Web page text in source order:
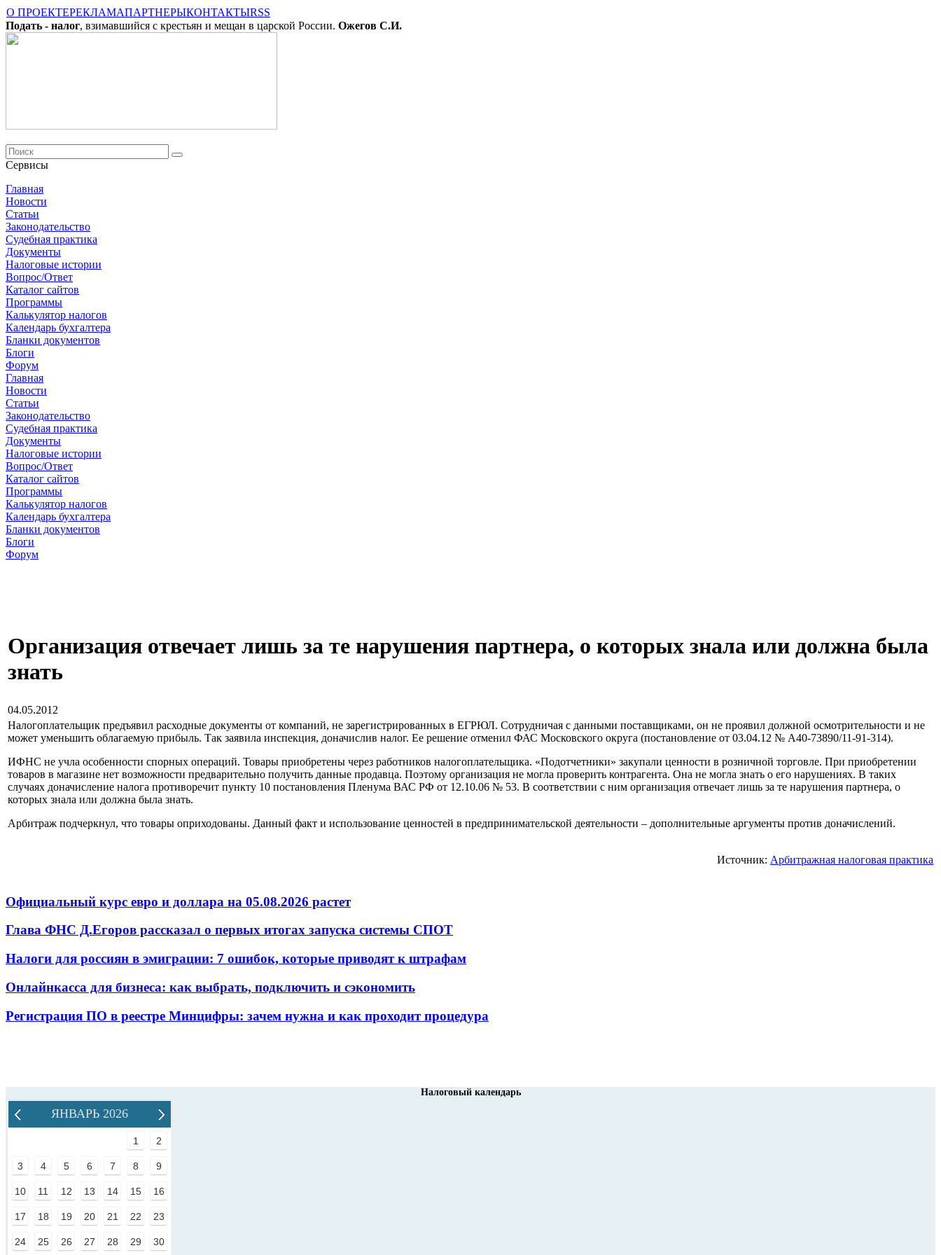
О ПРОЕКТЕРЕКЛАМАПАРТНЕРЫКОНТАКТЫRSS
Подать - налог, взимавшийся с крестьян и мещан в царской России. Ожегов С.И.
Сервисы
Главная
Новости
Cтатьи
Законодательство
Судебная практика
Документы
Налоговые истории
Вопрос/Ответ
Каталог сайтов
Программы
Калькулятор налогов
Календарь бухгалтера
Бланки документов
Блоги
Форум
Главная
Новости
Cтатьи
Законодательство
Судебная практика
Документы
Налоговые истории
Вопрос/Ответ
Каталог сайтов
Программы
Калькулятор налогов
Календарь бухгалтера
Бланки документов
Блоги
Форум
Организация отвечает лишь за те нарушения партнера, о которых знала или должна была
знать
04.05.2012
Налогоплательщик предъявил расходные документы от компаний, не зарегистрированных в ЕГРЮЛ. Сотрудничая с данными поставщиками, он не проявил должной осмотрительности и не
может уменьшить облагаемую прибыль. Так заявила инспекция, доначислив налог. Ее решение отменил ФАС Московского округа (постановление от 03.04.12 № А40-73890/11-91-314).
ИФНС не учла особенности спорных операций. Товары приобретены через работников налогоплательщика. «Подотчетники» закупали ценности в розничной торговле. При приобретении
товаров в магазине нет возможности предварительно получить данные продавца. Поэтому организация не могла проверить контрагента. Она не могла знать о его нарушениях. В таких
случаях доначисление налога противоречит пункту 10 постановления Пленума ВАС РФ от 12.10.06 № 53. В соответствии с ним организация отвечает лишь за те нарушения партнера, о
которых знала или должна была знать.
Арбитраж подчеркнул, что товары оприходованы. Данный факт и использование ценностей в предпринимательской деятельности – дополнительные аргументы против доначислений.
Источник: Арбитражная налоговая практика
Официальный курс евро и доллара на 05.08.2026 растет
Глава ФНС Д.Егоров рассказал о первых итогах запуска системы СПОТ
Налоги для россиян в эмиграции: 7 ошибок, которые приводят к штрафам
Онлайнкасса для бизнеса: как выбрать, подключить и сэкономить
Регистрация ПО в реестре Минцифры: зачем нужна и как проходит процедура
Налоговый календарь
ЯНВАРЬ 2026
1 2
3 4 5 6 7 8 9
10 11 12 13 14 15 16
17 18 19 20 21 22 23
24 25 26 27 28 29 30